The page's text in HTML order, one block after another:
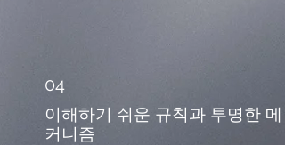
04
이해하기 쉬운 규칙과 투명한 메
커니즘